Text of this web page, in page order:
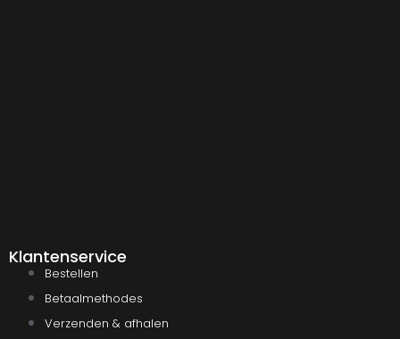
Klantenservice
Bestellen
Betaalmethodes
Verzenden & afhalen